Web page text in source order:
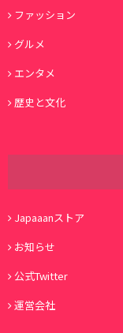
ファッション
グルメ
エンタメ
歴史と文化
Japaaanストア
お知らせ
公式Twitter
運営会社